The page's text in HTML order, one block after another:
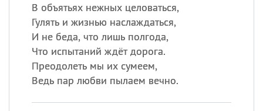
В объятьях нежных целоваться,
Гулять и жизнью наслаждаться,
И не беда, что лишь полгода,
Что испытаний ждёт дорога.
Преодолеть мы их сумеем,
Ведь пар любви пылаем вечно.